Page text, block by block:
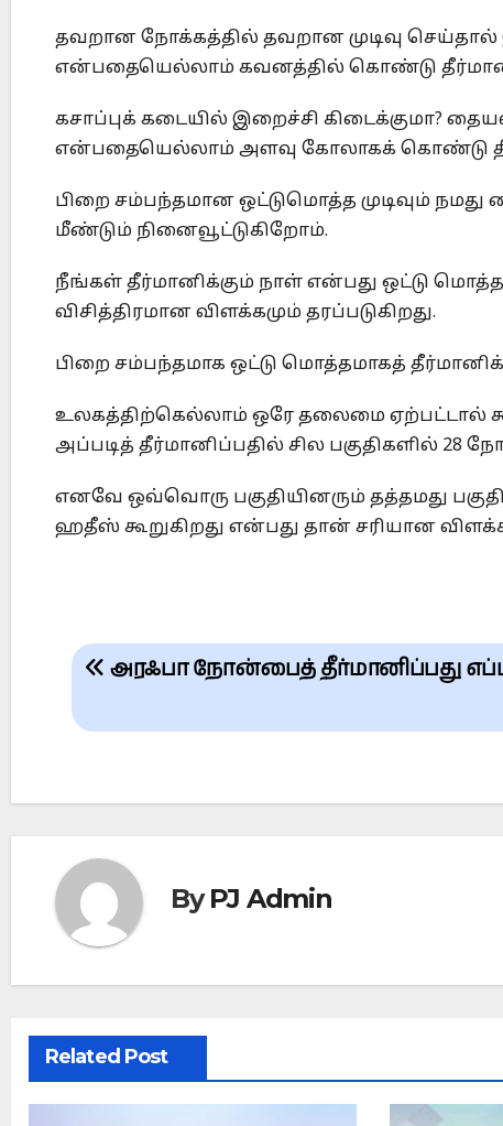
தவறான நோக்கத்தில் தவறான முடிவு
என்பதையெல்லாம் கவனத்தில் கொண்டு
கசாப்புக் கடையில் இறைச்சி கிடைக்குமா?
என்பதையெல்லாம் அளவு கோலாகக் கொண்டு
பிறை சம்பந்தமான ஒட்டுமொத்த முடிவும்
மீண்டும் நினைவூட்டுகிறோம்.
நீங்கள் தீர்மானிக்கும் நாள் என்பது ஒட்டு மொத்த
விசித்திரமான விளக்கமும் தரப்படுகிறது.
பிறை சம்பந்தமாக ஒட்டு மொத்தமாகத் தீர்மானிக்க
உலகத்திற்கெல்லாம் ஒரே தலைமை ஏற்பட்டால்
அப்படித் தீர்மானிப்பதில் சில பகுதிகளில் 28
எனவே ஒவ்வொரு பகுதியினரும் தத்தமது
ஹதீஸ் கூறுகிறது என்பது தான் சரியான
Post
navigation
அரஃபா நோன்பைத் தீர்மானிப்பது
ByPJ Admin
Related Post